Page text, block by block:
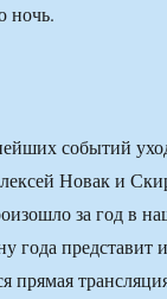
ночь.
событий
Новак и
за год в
года представит